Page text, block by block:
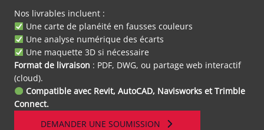
Nos livrables incluent :
Une carte de planéité en fausses couleurs
Une analyse numérique des écarts
Une maquette 3D si nécessaire
Format de livraison : PDF, DWG, ou partage web interactif
(cloud).
Compatible avec Revit, AutoCAD, Navisworks et Trimble
Connect.
DEMANDER UNE SOUMISSION